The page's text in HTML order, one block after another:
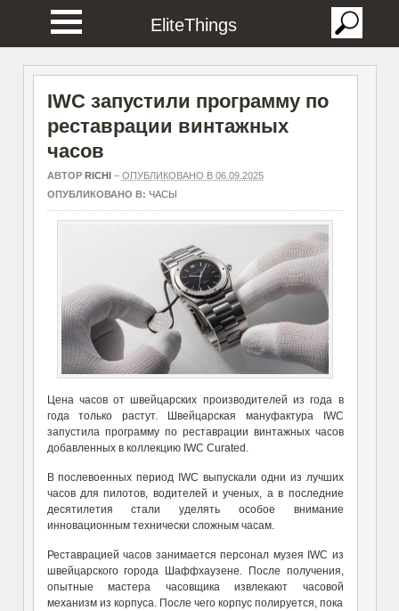
EliteThings
IWC запустили программу по
реставрации винтажных
часов
АВТОР RICHI– ОПУБЛИКОВАНО В 06.09.2025
ОПУБЛИКОВАНО В: ЧАСЫ
Цена часов от швейцарских производителей из года в
года только растут. Швейцарская мануфактура
IWC
запустила программу по реставрации винтажных часов
добавленных в коллекциюIWC Curated.
В послевоенных период IWC выпускали одни из лучших
часов для пилотов, водителей и ученых, а в последние
десятилетиястали уделять особое внимание
инновационным технически сложным часам.
Реставрацией часов занимается персонал музея IWC из
швейцарского города
Шаффхаузене.
После получения,
опытные мастера часовщика извлекают часовой
механизм из корпуса. После чего корпус полируется, пока